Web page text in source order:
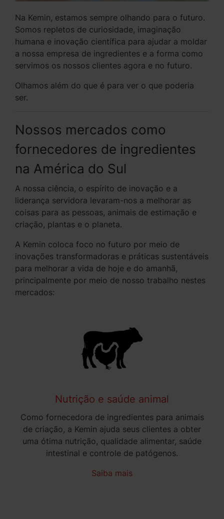
Na Kemin, estamos sempre olhando para o futuro.
Somos repletos de curiosidade, imaginação
humana e inovação científica para ajudar a moldar
a nossa empresa de ingredientes e a forma como
servimos os nossos clientes agora e no futuro.
Olhamos além do que é para ver o que poderia
ser.
Nossos mercados como
fornecedores de ingredientes
na América do Sul
A nossa ciência, o espírito de inovação e a
liderança servidora levaram-nos a melhorar as
coisas para as pessoas, animais de estimação e
criação, plantas e o planeta.
A Kemin coloca foco no futuro por meio de
inovações transformadoras e práticas sustentáveis
para melhorar a vida de hoje e do amanhã,
principalmente por meio de nosso trabalho nestes
mercados:
Nutrição e saúde animal
Como fornecedora de ingredientes para animais
de criação, a Kemin ajuda seus clientes a obter
uma ótima nutrição, qualidade alimentar, saúde
intestinal e controle de patógenos.
Saiba mais